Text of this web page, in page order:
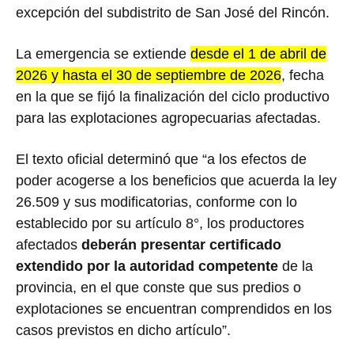
excepción del subdistrito de San José del Rincón.
La emergencia se extiende desde el 1 de abril de
2026 y hasta el 30 de septiembre de 2026, fecha
en la que se fijó la finalización del ciclo productivo
para las explotaciones agropecuarias afectadas.
El texto oficial determinó que “a los efectos de
poder acogerse a los beneficios que acuerda la ley
26.509 y sus modificatorias, conforme con lo
establecido por su artículo 8°, los productores
afectados deberán presentar certificado
extendido por la autoridad competente de la
provincia, en el que conste que sus predios o
explotaciones se encuentran comprendidos en los
casos previstos en dicho artículo”.